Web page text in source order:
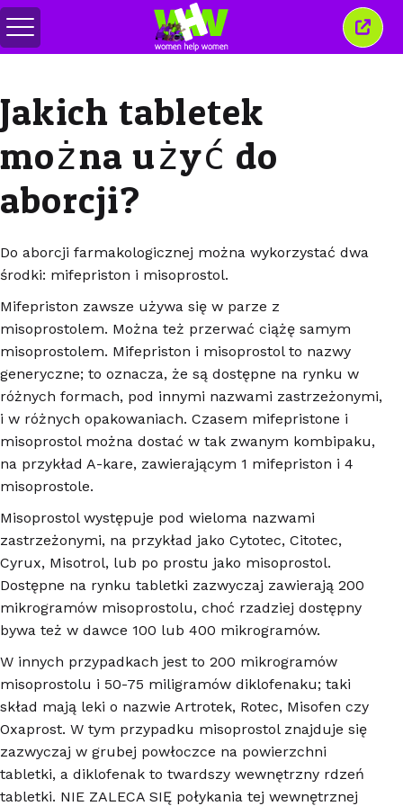
Przełącz
menu
to
Jakich tabletek
można użyć do
aborcji?
Do aborcji farmakologicznej można wykorzystać dwa
środki: mifepriston i misoprostol.
Mifepriston zawsze używa się w parze z
misoprostolem. Można też przerwać ciążę samym
misoprostolem. Mifepriston i misoprostol to nazwy
generyczne; to oznacza, że są dostępne na rynku w
różnych formach, pod innymi nazwami zastrzeżonymi,
i w różnych opakowaniach. Czasem mifepristone i
misoprostol można dostać w tak zwanym kombipaku,
na przykład A-kare, zawierającym 1 mifepriston i 4
misoprostole.
Misoprostol występuje pod wieloma nazwami
zastrzeżonymi, na przykład jako Cytotec, Citotec,
Cyrux, Misotrol, lub po prostu jako misoprostol.
Dostępne na rynku tabletki zazwyczaj zawierają 200
mikrogramów misoprostolu, choć rzadziej dostępny
bywa też w dawce 100 lub 400 mikrogramów.
W innych przypadkach jest to 200 mikrogramów
misoprostolu i 50-75 miligramów diklofenaku; taki
skład mają leki o nazwie Artrotek, Rotec, Misofen czy
Oxaprost. W tym przypadku misoprostol znajduje się
zazwyczaj w grubej powłoczce na powierzchni
tabletki, a diklofenak to twardszy wewnętrzny rdzeń
tabletki. NIE ZALECA SIĘ połykania tej wewnętrznej